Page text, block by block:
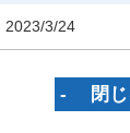
2023/3/24
‐ 閉